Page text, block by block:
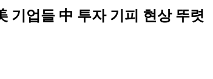
기업들 中 투자 기피 현상 뚜렷